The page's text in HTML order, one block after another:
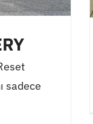
sadece